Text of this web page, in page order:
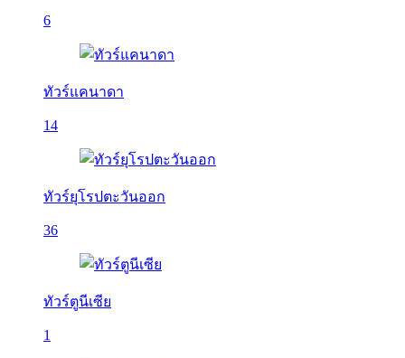
6
ทัวร์แคนาดา
14
ทัวร์ยุโรปตะวันออก
36
ทัวร์ตูนีเซีย
1